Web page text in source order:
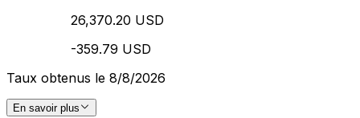
26,370.20 USD
-359.79 USD
Taux obtenus le 8/8/2026
En savoir plus